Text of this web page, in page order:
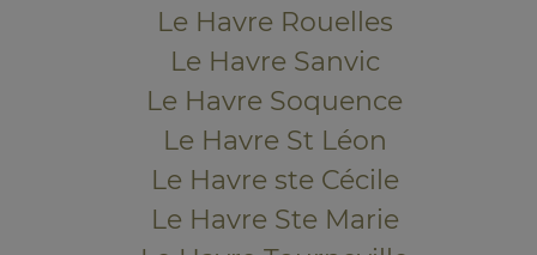
Le Havre Rouelles
Le Havre Sanvic
Le Havre Soquence
Le Havre St Léon
Le Havre ste Cécile
Le Havre Ste Marie